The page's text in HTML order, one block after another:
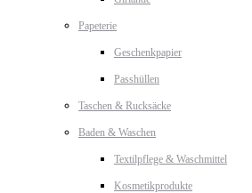
Papeterie
Geschenkpapier
Passhüllen
Taschen & Rucksäcke
Baden & Waschen
Textilpflege & Waschmittel
Kosmetikprodukte